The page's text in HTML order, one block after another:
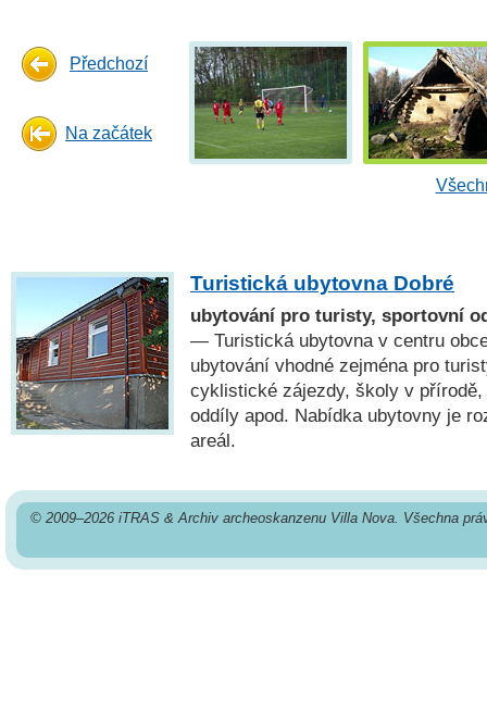
Předchozí
Na začátek
Turistická ubytovna Dobré
ubytování pro turisty, sportovní
— Turistická ubytovna v centru
ubytování vhodné zejména pro
cyklistické zájezdy, školy v
oddíly apod. Nabídka ubytovny je
areál.
© 2009–2026 iTRAS & Archiv archeoskanzenu Villa Nova. Všechna